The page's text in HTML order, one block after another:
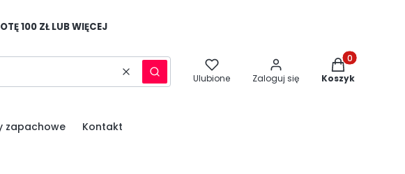
100 ZŁ LUB WIĘCEJ
WyczyśćSzukaj Ulubione Zaloguj się
Produkty w
Koszyk
zapachowe Kontakt